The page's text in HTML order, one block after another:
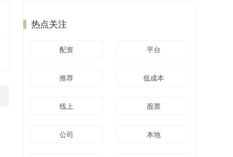
热点关注
配资 平台
推荐 低成本
线上 股票
公司 本地